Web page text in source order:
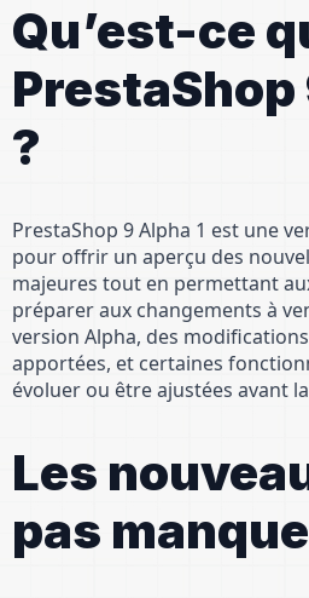
Qu’est-ce
PrestaShop
?
PrestaShop 9 Alpha 1 est une
pour offrir un aperçu des
majeures tout en permettant
préparer aux changements à
version Alpha, des
apportées, et certaines
évoluer ou être ajustées avant
Les
pas